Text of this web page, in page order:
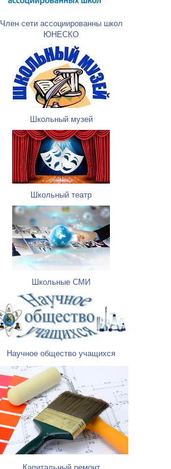
Член сети ассоциированны школ
ЮНЕСКО
Школьный музей
Школьный театр
Школьные СМИ
Научное общество учащихся